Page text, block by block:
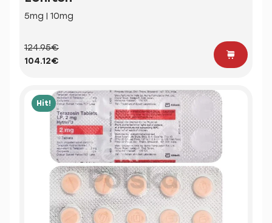
5mg | 10mg
124.95€
104.12€
Hit!